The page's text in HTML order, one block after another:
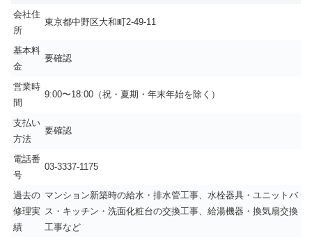
会社住
所
東京都中野区大和町2-49-11
基本料
金
要確認
営業時
間
9:00〜18:00（祝・夏期・年末年始を除く）
支払い
方法
要確認
電話番
号
03-3337-1175
過去の
修理実
績
マンション新築時の給水・排水管工事、水栓器具・ユニットバ
ス・キッチン・洗面化粧台の交換工事、給湯機器・換気扇交換
工事など